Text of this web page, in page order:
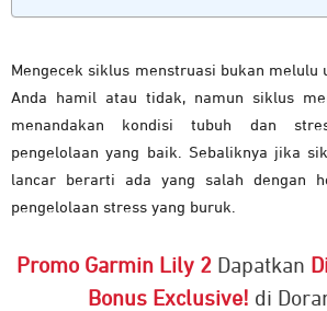
Mengecek siklus menstruasi bukan melulu
Anda hamil atau tidak, namun siklus
menandakan kondisi tubuh dan
pengelolaan yang baik. Sebaliknya jika
lancar berarti ada yang salah dengan
pengelolaan stress yang buruk.
Promo Garmin Lily 2 Dapatkan
Bonus Exclusive! di